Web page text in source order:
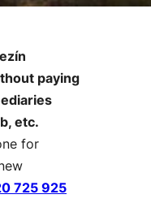
paying
etc.
for
725 925